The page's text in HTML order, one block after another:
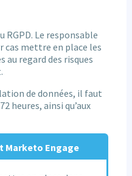
RGPD. Le responsable
cas mettre en place les
au regard des risques
de données, il faut
heures, ainsi qu’aux
Marketo Engage